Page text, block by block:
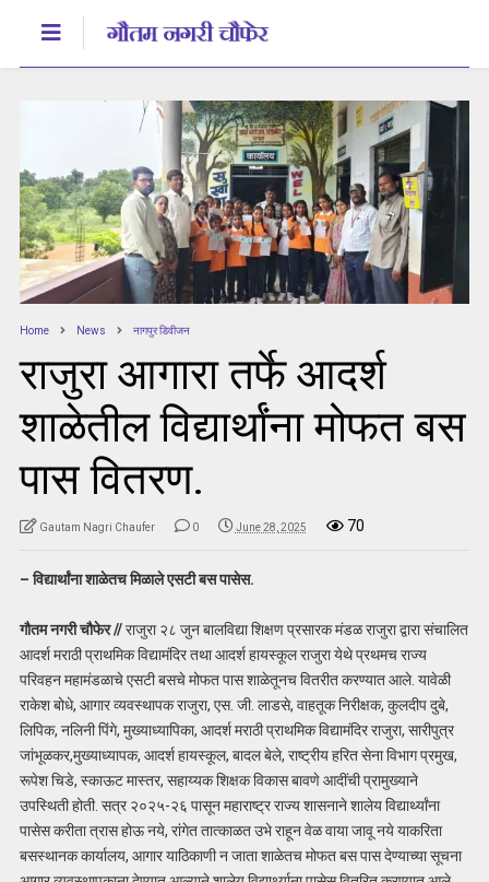
Home News नागपुर डिवीजन
राजुरा आगारा तर्फे आदर्श
शाळेतील विद्यार्थांना मोफत बस
पास वितरण.
Gautam Nagri Chaufer 0 June 28, 2025 70
– विद्यार्थांना शाळेतच मिळाले एसटी बस पासेस.
गौतम नगरी चौफेर //राजुरा २८ जुन बालविद्या शिक्षण प्रसारक मंडळ राजुरा द्वारा संचालित
आदर्श मराठी प्राथमिक विद्यामंदिर तथा आदर्श हायस्कूल राजुरा येथे प्रथमच राज्य
परिवहन महामंडळाचे एसटी बसचे मोफत पास शाळेतूनच वितरीत करण्यात आले. यावेळी
राकेश बोधे, आगार व्यवस्थापक राजुरा, एस. जी. लाडसे, वाहतूक निरीक्षक, कुलदीप दुबे,
लिपिक, नलिनी पिंगे, मुख्याध्यापिका, आदर्श मराठी प्राथमिक विद्यामंदिर राजुरा, सारीपुत्र
जांभूळकर,मुख्याध्यापक, आदर्श हायस्कूल, बादल बेले, राष्ट्रीय हरित सेना विभाग प्रमुख,
रूपेश चिडे, स्काऊट मास्तर, सहाय्यक शिक्षक विकास बावणे आदींची प्रामुख्याने
उपस्थिती होती. सत्र २०२५-२६ पासून महाराष्ट्र राज्य शासनाने शालेय विद्यार्थ्यांना
पासेस करीता त्रास होऊ नये, रांगेत तात्काळत उभे राहून वेळ वाया जावू नये याकरिता
बसस्थानक कार्यालय, आगार याठिकाणी न जाता शाळेतच मोफत बस पास देण्याच्या सूचना